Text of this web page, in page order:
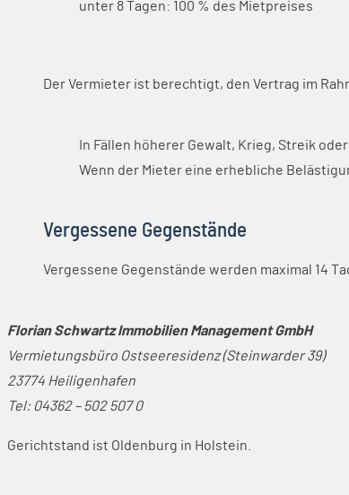
unter 8 Tagen: 100 % des Mietpreises
Der Vermieter ist berechtigt, den Vertrag im
In Fällen höherer Gewalt, Krieg, Streik
Wenn der Mieter eine erhebliche
Vergessene Gegenstände
Vergessene Gegenstände werden maximal 14
Florian Schwartz Immobilien Management GmbH
Vermietungsbüro Ostseeresidenz (Steinwarder 39)
23774 Heiligenhafen
Tel:04362 – 502 507 0
Gerichtstand ist Oldenburg in Holstein.